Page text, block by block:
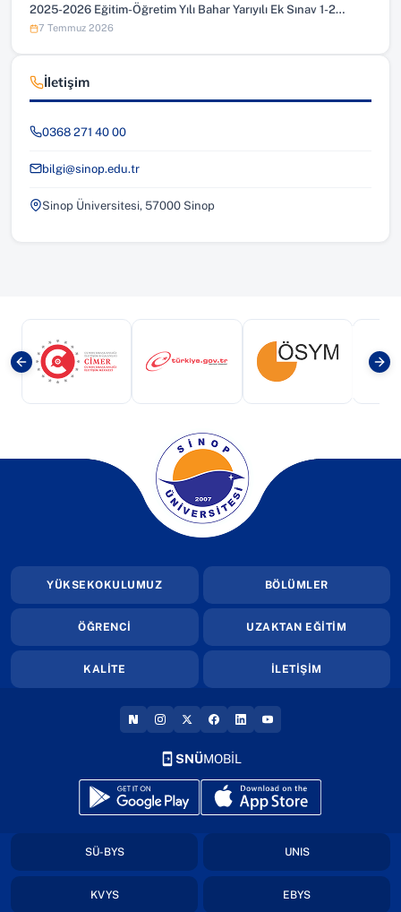
2025-2026 Eğitim-Öğretim Yılı Bahar Yarıyılı Ek Sınav 1-2…
7 Temmuz 2026
İletişim
0368 271 40 00
bilgi@sinop.edu.tr
Sinop Üniversitesi, 57000 Sinop
(yeni sekmede açılır)(yeni sekmede açılır)(yeni sekmede
(yeni sekmede açılır)
YÜKSEKOKULUMUZ BÖLÜMLER
ÖĞRENCİ UZAKTAN EĞİTİM
KALİTE İLETİŞİM
(YENI SEKMEDE AÇILIR)
(YENI SEKMEDE AÇILIR)
(YENI SEKMEDE AÇILIR)
(YENI SEKMEDE AÇILIR)
(YENI SEKMEDE AÇILIR)
(YENI SEKMEDE
SNÜMOBİL
(yeni sekmede açılır)(yeni sekmede açılır)
SÜ-BYS(yeni sekmede açılır) UNIS(yeni sekmede
KVYS(yeni sekmede açılır) EBYS(yeni sekmede